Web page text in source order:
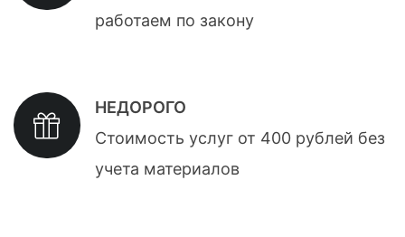
работаем по закону
НЕДОРОГО
Стоимость услуг от 400 рублей без
учета материалов